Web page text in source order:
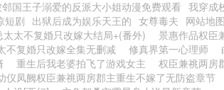
国王子溺爱的反派大小姐动漫免费观看 我穿成
短剧 出狱后成为娱乐天王的 女尊毒夫 网站地图
太不复婚只改嫁大结局+(番外) 景惠作品权臣
不复婚只改嫁全集无删减 修真界第一心理师
重生后我老婆拍飞了游戏女主 权臣兼祧两房
仪凤阙权臣兼祧两房郡主重生不嫁了无防盗章节